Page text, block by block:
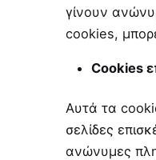
γίνουν
cookies,
Cookies
Αυτά τα
σελίδες
ανώνυμες